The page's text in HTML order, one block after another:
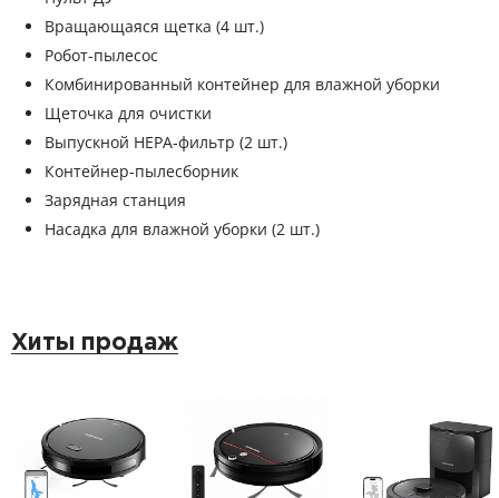
Вращающаяся щетка (4 шт.)
Робот-пылесос
Комбинированный контейнер для влажной уборки
Щеточка для очистки
Выпускной HEPA-фильтр (2 шт.)
Контейнер-пылесборник
Зарядная станция
Насадка для влажной уборки (2 шт.)
Хиты продаж